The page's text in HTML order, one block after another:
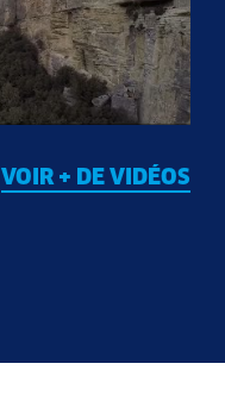
VOIR + DE VIDÉOS